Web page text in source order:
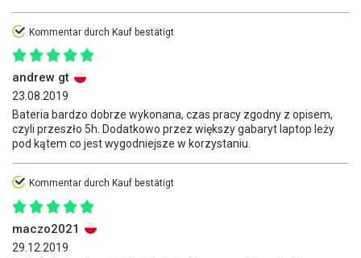
Kommentar durch Kauf bestätigt
andrew gt
23.08.2019
Bateria bardzo dobrze wykonana, czas pracy zgodny z opisem,
czyli przeszło 5h. Dodatkowo przez większy gabaryt laptop leży
pod kątem co jest wygodniejsze w korzystaniu.
Kommentar durch Kauf bestätigt
maczo2021
29.12.2019